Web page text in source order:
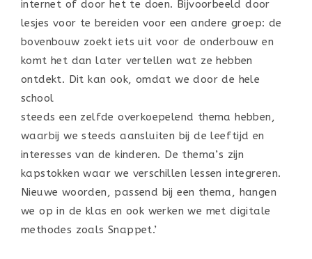
internet of door het te doen. Bijvoorbeeld door
lesjes voor te bereiden voor een andere groep: de
bovenbouw zoekt iets uit voor de onderbouw en
komt het dan later vertellen wat ze hebben
ontdekt. Dit kan ook, omdat we door de hele
school
steeds een zelfde overkoepelend thema hebben,
waarbij we steeds aansluiten bij de leeftijd en
interesses van de kinderen. De thema’s zijn
kapstokken waar we verschillen lessen integreren.
Nieuwe woorden, passend bij een thema, hangen
we op in de klas en ook werken we met digitale
methodes zoals Snappet.’